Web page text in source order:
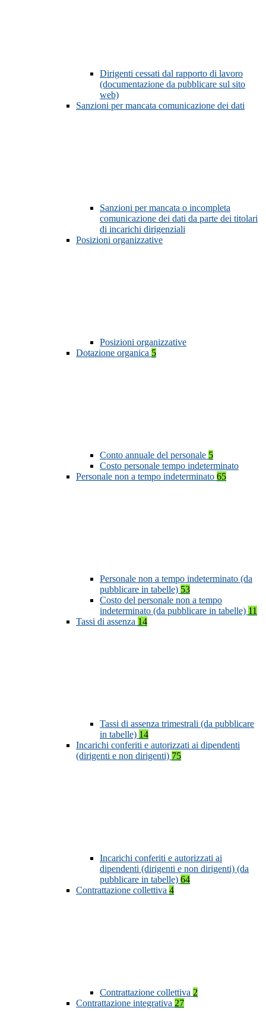
Dirigenti cessati dal rapporto di lavoro
(documentazione da pubblicare sul sito
web)
Sanzioni per mancata comunicazione dei dati
Sanzioni per mancata o incompleta
comunicazione dei dati da parte dei titolari
di incarichi dirigenziali
Posizioni organizzative
Posizioni organizzative
Dotazione organica 5
Conto annuale del personale 5
Costo personale tempo indeterminato
Personale non a tempo indeterminato 65
Personale non a tempo indeterminato (da
pubblicare in tabelle) 53
Costo del personale non a tempo
indeterminato (da pubblicare in tabelle) 11
Tassi di assenza 14
Tassi di assenza trimestrali (da pubblicare
in tabelle) 14
Incarichi conferiti e autorizzati ai dipendenti
(dirigenti e non dirigenti) 75
Incarichi conferiti e autorizzati ai
dipendenti (dirigenti e non dirigenti) (da
pubblicare in tabelle) 64
Contrattazione collettiva 4
Contrattazione collettiva 2
Contrattazione integrativa 27